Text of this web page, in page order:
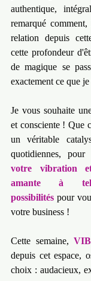
authentique,
remarqué
relation depuis
cette profondeur
de magique se
exactement ce que
Je vous souhaite
et consciente ! Que
un véritable
quotidiennes, pour
votre vibration
amante à
possibilités pour
votre business !
Cette semaine,
depuis cet espace,
choix : audacieux,